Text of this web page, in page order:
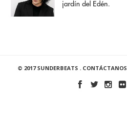
jardín del Edén.
© 2017 SUNDERBEATS . CONTÁCTANOS